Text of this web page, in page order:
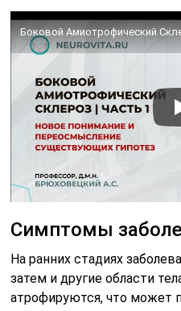
Боковой Амиотрофический
Симптомы
На ранних стадиях
затем и другие области
атрофируются, что может